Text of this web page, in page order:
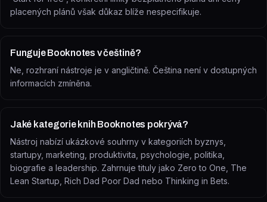
placených plánů však důkaz blíže nespecifikuje.
Funguje Booknotes v češtině?
Ne, rozhraní nástroje je v angličtině. Čeština není v dostupných
informacích zmíněna.
Jaké kategorie knih Booknotes pokrývá?
Nástroj nabízí ukázkové souhrny v kategoriích byznys,
startupy, marketing, produktivita, psychologie, politika,
biografie a leadership. Zahrnuje tituly jako Zero to One, The
Lean Startup, Rich Dad Poor Dad nebo Thinking in Bets.